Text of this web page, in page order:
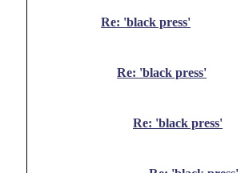
Re: 'black press'
Re: 'black press'
Re: 'black press'